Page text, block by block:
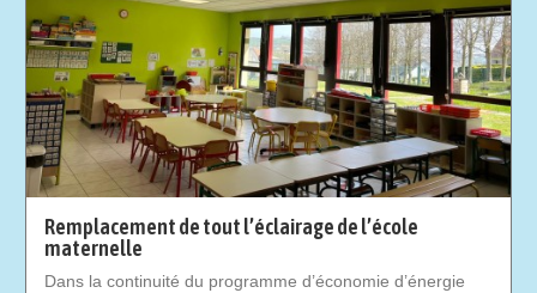
Remplacement de tout l’éclairage de l’école
maternelle
Dans la continuité du programme d’économie d’énergie